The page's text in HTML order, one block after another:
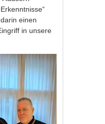
einen
in unsere